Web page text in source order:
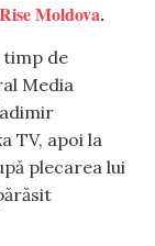
Rise Moldova.
timp de
Media
TV, apoi la
plecarea lui